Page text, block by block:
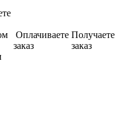
Оплачиваете
заказ
Получаете
заказ